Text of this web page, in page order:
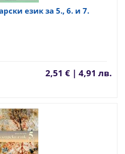
език за 5., 6. и 7.
2,51 € | 4,91 лв.